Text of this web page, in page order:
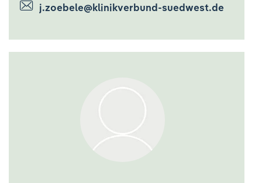
j.zoebele@klinikverbund-suedwest.de